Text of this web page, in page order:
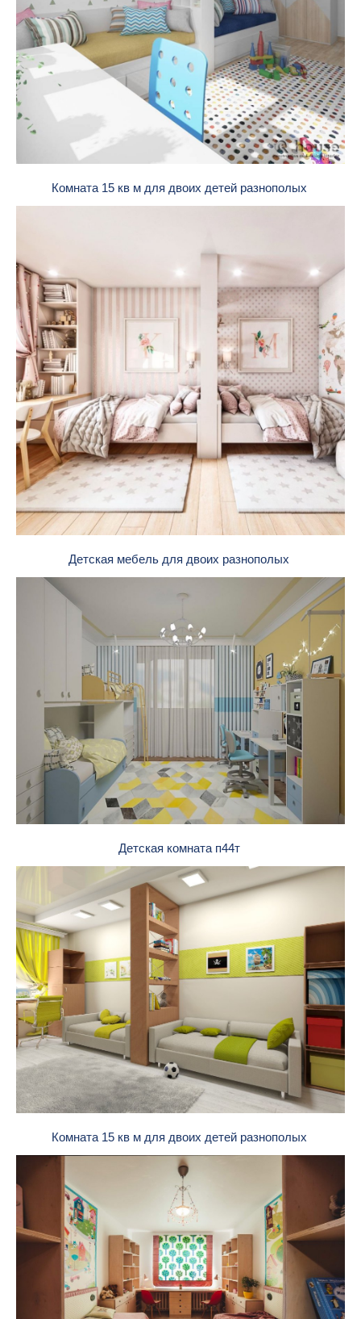
Комната 15 кв м для двоих детей разнополых
Детская мебель для двоих разнополых
Детская комната п44т
Комната 15 кв м для двоих детей разнополых